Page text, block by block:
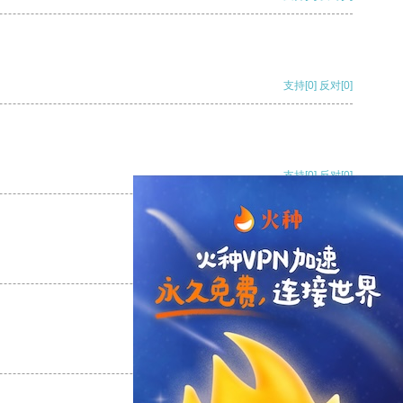
支持[0] 反对[0]
支持[0] 反对[0]
支持[0] 反对
支持